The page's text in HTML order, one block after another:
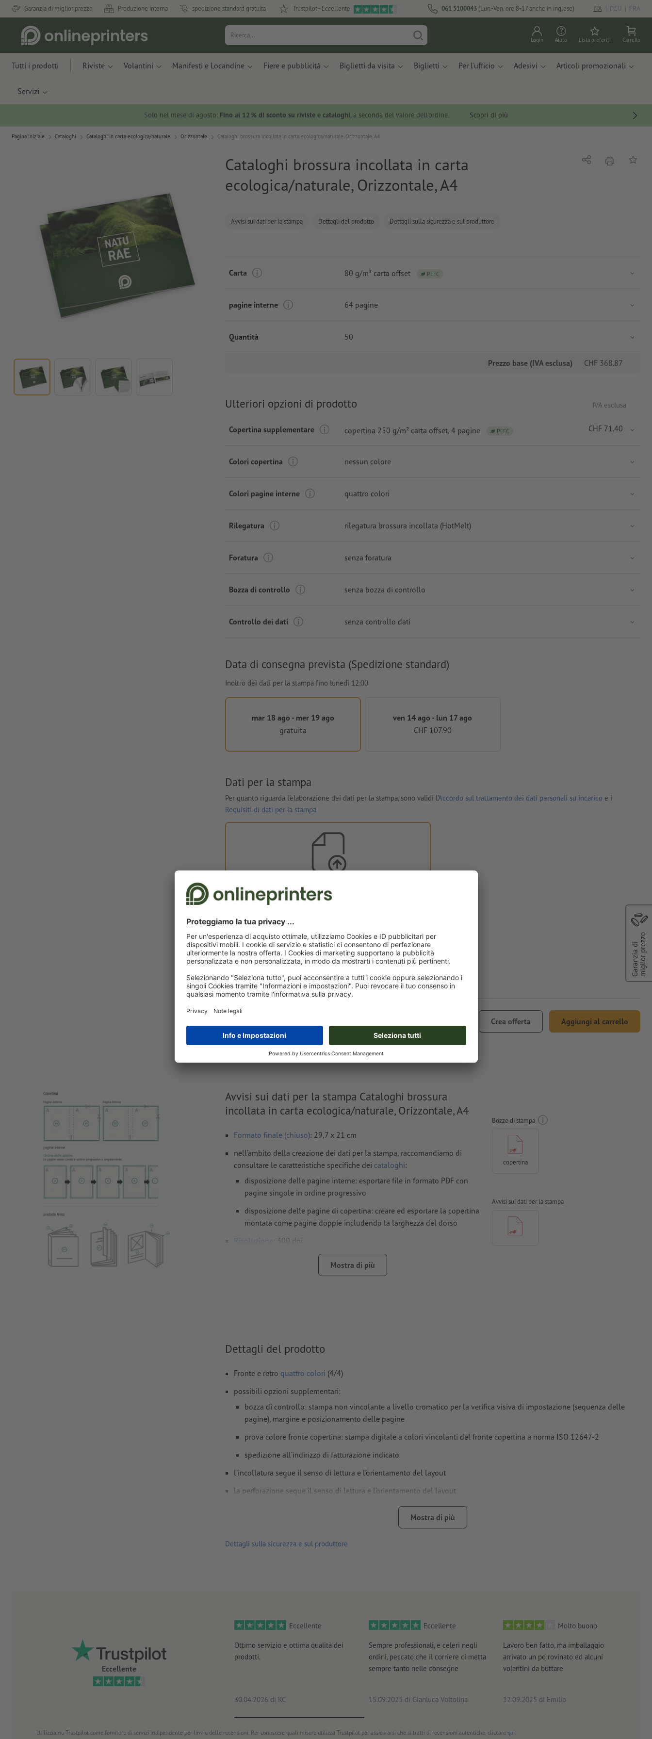
Garanzia di miglior prezzo Produzione interna spedizione standard gratuita Trustpilot - Eccellente 061 5100043 (Lun.-Ven. ore 8-17 anche in inglese) ITA | DEU | FRA
Login Aiuto Lista preferiti Carrello
Tutti i prodotti Riviste Volantini Manifesti e Locandine Fiere e pubblicità Biglietti da visita Biglietti Per l'ufficio Adesivi Articoli promozionali
Servizi
Solo nel mese di agosto: Fino al 12 % di sconto su riviste e cataloghi, a seconda del valore dell'ordine. Scopri di più
Pagina iniziale Cataloghi Cataloghi in carta ecologica/naturale Orizzontale Cataloghi brossura incollata in carta ecologica/naturale, Orizzontale, A4
Cataloghi brossura incollata in carta
ecologica/naturale, Orizzontale, A4
Avvisi sui dati per la stampa Dettagli del prodotto Dettagli sulla sicurezza e sul produttore
Condividistamparealla
Carta 80 g/m² carta offset PEFC
pagine interne 64 pagine
Quantità 50
Prezzo base (IVA esclusa) CHF 368.87
Ulteriori opzioni di prodotto IVA esclusa
Copertina supplementare copertina 250 g/m² carta offset, 4 pagine PEFC CHF 71.40
Colori copertina nessun colore
Colori pagine interne quattro colori
Rilegatura rilegatura brossura incollata (HotMelt)
Foratura senza foratura
Bozza di controllo senza bozza di controllo
Controllo dei dati senza controllo dati
Data di consegna prevista (Spedizione standard)
Inoltro dei dati per la stampa fino lunedì 12:00
mar 18 ago - mer 19 ago
gratuita
ven 14 ago - lun 17 ago
CHF 107.90
Dati per la stampa
Per quanto riguarda l'elaborazione dei dati per la stampa, sono validi l'Accordo sul trattamento dei dati personali su incarico e i
Requisiti di dati per la stampa
Dati per la stampa personali
È possibile caricare i dati per la stampa prima o dopo
Carica adesso
incl. 8.1% IVA
Crea offerta Aggiungi al carrello
Consegna all' incirca:
mar 18 ago - mer 19 ago
Peso: ca.
Avvisi sui dati per la stampa Cataloghi brossura
incollata in carta ecologica/naturale, Orizzontale, A4
Formato finale (chiuso): 29,7 x 21 cm
nell’ambito della creazione dei dati per la stampa, raccomandiamo di
consultare le caratteristiche specifiche dei cataloghi:
disposizione delle pagine interne: esportare file in formato PDF con
pagine singole in ordine progressivo
disposizione delle pagine di copertina: creare ed esportare la copertina
montata come pagine doppie includendo la larghezza del dorso
Risoluzione:
300 dpi
Creare il documento con 2 mm di
sui lati e le informazioni
importanti ad almeno 5 mm di distanza dal formato finale
Non controlliamo leimpostazioni di sovrastampa
Icommentivengono cancellati e non stampati
I contenuti deicampi modulovengono stampati
Spessore del dorso: 4 mm
Come si creano correttamente i dati di stampa?
Mostra di più
Bozze di stampa
copertina
Avvisi sui dati per la stampa
Dettagli del prodotto
Fronte e retro quattro colori (4/4)
possibili opzioni supplementari:
bozza di controllo: stampa non vincolante a livello cromatico per la verifica visiva di impostazione (sequenza delle
pagine), margine e posizionamento delle pagine
prova colore fronte copertina: stampa digitale a colori vincolanti del fronte copertina a norma ISO 12647-2
spedizione all’indirizzo di fatturazione indicato
l’incollatura segue il senso di lettura e l’orientamento del layout
la perforazione segue il senso di lettura e l’orientamento del layout
la perforazione opzionale avviene secondo lo standard DIN (ISO 838).
le stampe su carta riciclata hanno un impatto neutro sul clima e non prevedono alcun sovrapprezzo –
Mostra di più
Dettagli sulla sicurezza e sul produttore
Eccellente
Eccellente
Ottimo servizio e ottima qualità dei
prodotti.
30.04.2026 di KC
Eccellente
Sempre professionali, e celeri negli
ordini, peccato che il corriere ci metta
sempre tanto nelle consegne
15.09.2025 di Gianluca Voltolina
Molto buono
Lavoro ben fatto, ma imballaggio
arrivato un po rovinato ed alcuni
volantini da buttare
12.09.2025 di Emilio
Utilizziamo Trustpilot come fornitore di servizi indipendente per linvio delle recensioni. Per conoscere quali misure utilizza Trustpilot per assicurarsi che si tratti di recensioni autentiche, cliccare qui.
Garanzia dimiglior prezzo